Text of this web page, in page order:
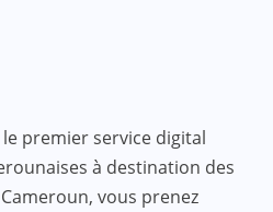
le premier service digital
à destination des
vous prenez